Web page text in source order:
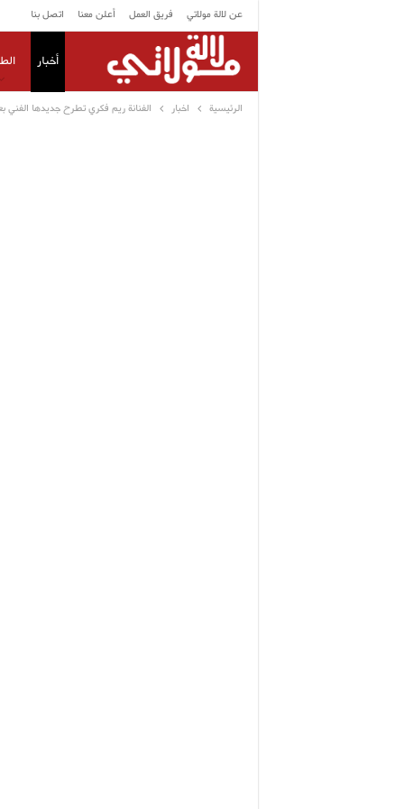
عن لالة مولاتي فريق العمل أعلن معنا اتصل بنا
أخبار
الرئيسية اخبار الفنانة ريم فكري تطرح جديدها الفني